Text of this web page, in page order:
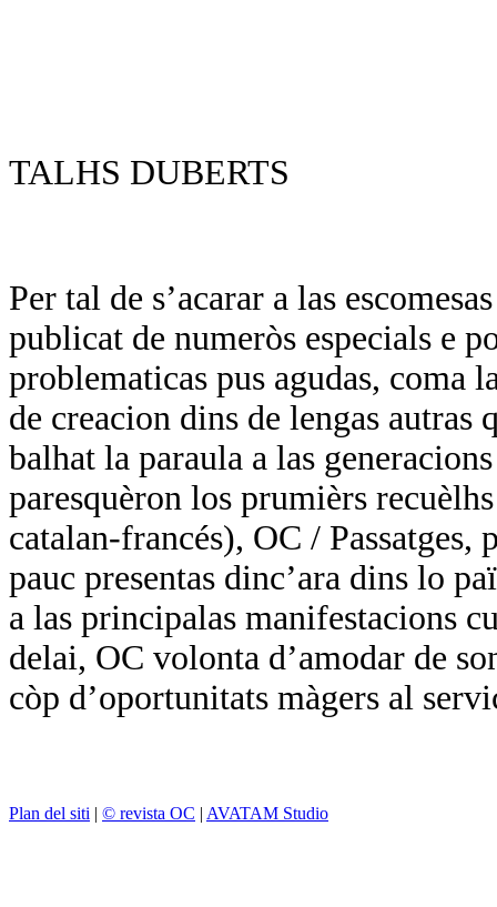
TALHS DUBERTS
Per tal de s’acarar a las
publicat de numeròs especials e
problematicas pus agudas, coma
de creacion dins de lengas autras
balhat la paraula a las
paresquèron los prumièrs
catalan-francés), OC / Passatges,
pauc presentas dinc’ara dins lo
a las principalas manifestacions
delai, OC volonta d’amodar de
còp d’oportunitats màgers al
Plan del siti | © revista OC | AVATAM Studio